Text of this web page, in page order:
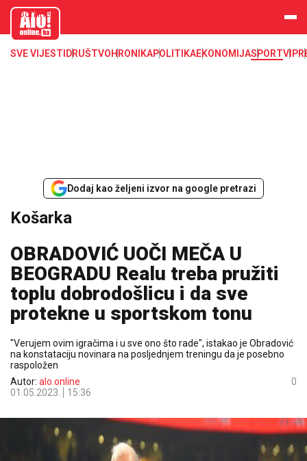
aloonline.b
SVE VIJESTI DRUŠTVOHRONIKAPOLITIKAEKONOMIJASPORTVIP
Dodaj kao željeni izvor na google pretrazi
Košarka
OBRADOVIĆ UOČI MEČA U
BEOGRADU Realu treba pružiti
toplu dobrodošlicu i da sve
protekne u sportskom tonu
"Verujem ovim igračima i u sve ono što rade", istakao je Obradović
na konstataciju novinara na posljednjem treningu da je posebno
raspoložen
Autor: alo.online
01.05.2023.
15:36
0